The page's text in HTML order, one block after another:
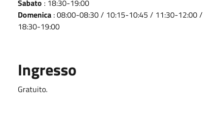
Sabato : 18:30-19:00
Domenica : 08:00-08:30 / 10:15-10:45 / 11:30-12:00 /
18:30-19:00
Ingresso
Gratuito.